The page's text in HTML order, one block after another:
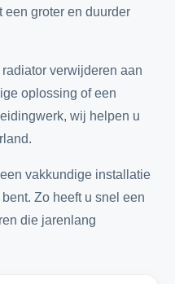
groter en duurder
verwijderen aan
oplossing of een
wij helpen u
vakkundige installatie
Zo heeft u snel een
die jarenlang